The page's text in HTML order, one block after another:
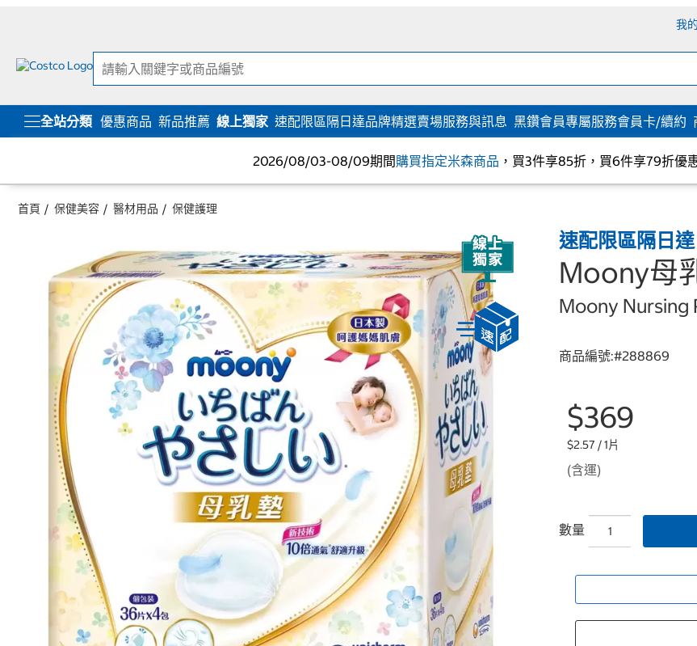
我
全站分類 優惠商品 新品推薦 線上獨家 速配限區隔日達品牌精選賣場服務與訊息 黑鑽會員專屬服務會員卡/續約
2026/08/03-08/09期間購買指定米森商品 ，買3件享85折，買6件享79折優
首頁 保健美容 醫材用品 保健護理
速配限區隔日達
Moony母
Moony Nursing
商品編號:#288869
$369
$2.57 / 1片
(含運)
數量